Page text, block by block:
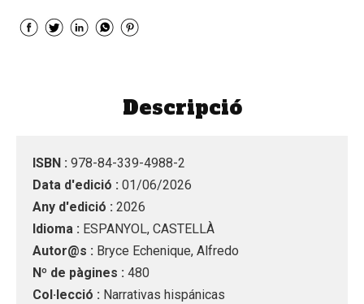
Descripció
ISBN : 978-84-339-4988-2
Data d'edició : 01/06/2026
Any d'edició : 2026
Idioma : ESPANYOL, CASTELLÀ
Autor@s : Bryce Echenique, Alfredo
Nº de pàgines : 480
Col·lecció : Narrativas hispánicas